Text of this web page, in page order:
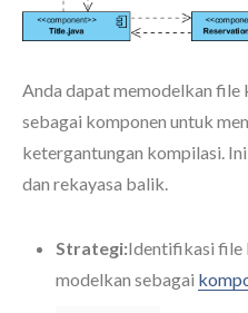
Anda dapat memodelkan file
sebagai komponen untuk
ketergantungan kompilasi.
dan rekayasa balik.
Strategi:Identifikasi file
modelkan sebagai